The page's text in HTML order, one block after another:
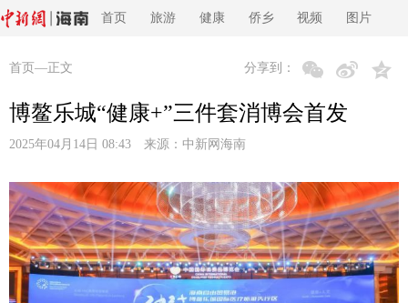
首页 旅游 健康 侨乡 视频 图片
首页 —正文 分享到：
博鳌乐城“健康+”三件套消博会首发
2025年04月14日 08:43 来源： 中新网海南